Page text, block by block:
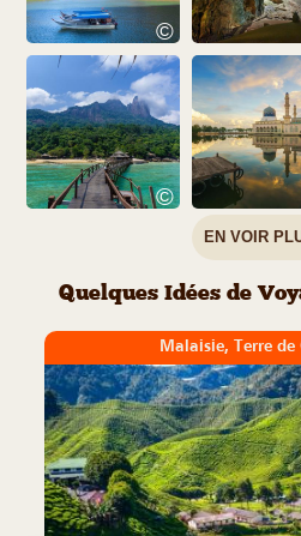
©
©
EN VOIR
Quelques Idées de
Malaisie, Terre de